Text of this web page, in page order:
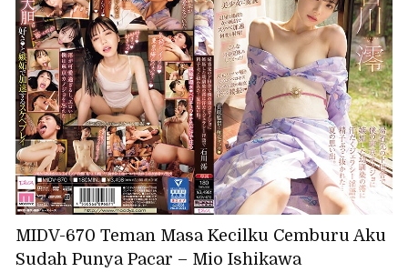
MIDV-670 Teman Masa Kecilku Cemburu Aku
Sudah Punya Pacar – Mio Ishikawa